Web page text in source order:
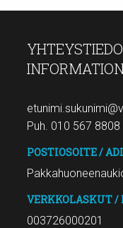
Puh. 010 567 8808
POSTIOSOITE /
VERKKOLASKUT /
003726000201